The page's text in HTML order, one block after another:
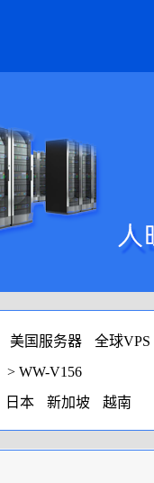
美国服务器
全球VPS
> WW-V156
日本 新加坡 越南